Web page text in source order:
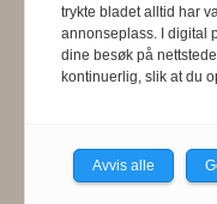
skal
bidra til at
seg i
trykte bladet alltid har
annonseplass. I digital
dine besøk på
kontinuerlig, slik at du
Avvis alle